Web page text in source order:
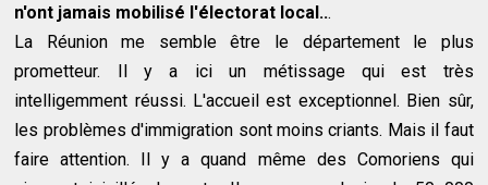
n'ont jamais mobilisé l'électorat local...
La Réunion me semble être le département le plus
prometteur. Il y a ici un métissage qui est très
intelligemment réussi. L'accueil est exceptionnel. Bien sûr,
les problèmes d'immigration sont moins criants. Mais il faut
faire attention. Il y a quand même des Comoriens qui